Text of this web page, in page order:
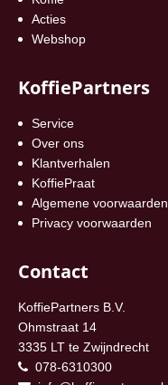
Acties
Webshop
KoffiePartners
Service
Over ons
Klantverhalen
KoffiePraat
Algemene voorwaarden
Privacy voorwaarden
Contact
KoffiePartners B.V.
Ohmstraat 14
3335 LT te Zwijndrecht
078-6310300